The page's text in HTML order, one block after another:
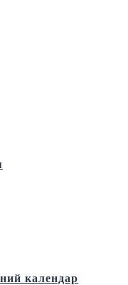
календар